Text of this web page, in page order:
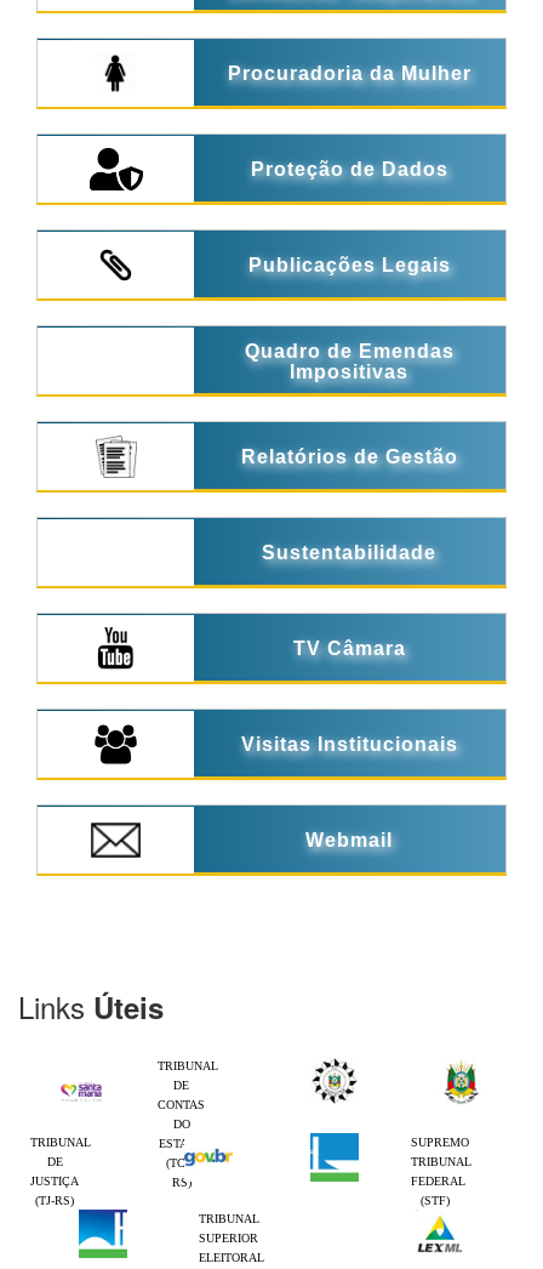
Procuradoria da Mulher
Proteção de Dados
Publicações Legais
Quadro de Emendas
Impositivas
Relatórios de Gestão
Sustentabilidade
TV Câmara
Visitas Institucionais
Webmail
Links Úteis
TRIBUNAL
DE
CONTAS
DO
ESTADO
(TCE-
RS)
TRIBUNAL
DE
JUSTIÇA
(TJ-RS)
SUPREMO
TRIBUNAL
FEDERAL
(STF)
TRIBUNAL
SUPERIOR
ELEITORAL